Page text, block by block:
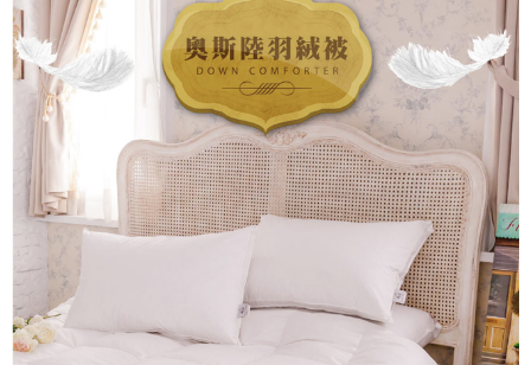
【注意事項】
１．透過由恩沛科技股份有限公司提供之「AFTEE先享後付」服務完成之交
易，需依本服務之必要範圍內提供個人資料，並將交易相關給付款項請求債
權轉讓予恩沛科技股份有限公司。
２．關於個人資料處理事宜，請瀏覽以下網址：
https://aftee.tw/terms/#terms3
３．未成年的使用者請事先徵得法定代理人或監護人之同意方可使用
「AFTEE先享後付」，若未經同意申辦者引起之損失，本公司不負相關責
任。
４．使用「AFTEE先享後付」時，將依據個別帳號之用戶狀況，依本公司即
時審查核予不同之上限額度；若仍有額度不足之情形，本公司將視審查結果
請求用戶進行身份認證。
５．嚴禁一人註冊多個帳號或使用他人資訊註冊。若發現惡意使用之情形，
恩沛科技股份有限公司將有權停止該用戶之使用額度並採取法律行動。